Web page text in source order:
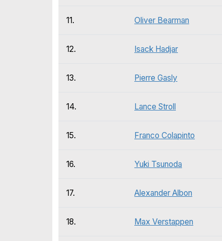
11. Oliver Bearman
12. Isack Hadjar
13. Pierre Gasly
14. Lance Stroll
15. Franco Colapinto
16. Yuki Tsunoda
17. Alexander Albon
18. Max Verstappen